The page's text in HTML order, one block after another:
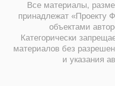
Все материалы,
принадлежат «Проекту
объектами
Категорически
материалов без
и указания